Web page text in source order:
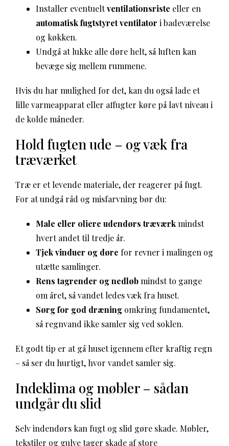
Installer eventueltventilationsriste eller en
automatisk fugtstyret ventilator i badeværelse
og køkken.
Undgå at lukke alle døre helt, så luften kan
bevæge sig mellem rummene.
Hvis du har mulighed for det, kan du også lade et
lille varmeapparat eller affugter køre på lavt niveau i
de kolde måneder.
Hold fugten ude – og væk fra
træværket
Træ er et levende materiale, der reagerer på fugt.
For at undgå råd og misfarvning bør du:
Male eller oliere udendørs træværkmindst
hvert andet til tredje år.
Tjek vinduer og døre for revner i malingen og
utætte samlinger.
Rens tagrender og nedløbmindst to gange
om året, så vandet ledes væk fra huset.
Sørg for god dræning omkring fundamentet,
så regnvand ikke samler sig ved soklen.
Et godt tip er at gå huset igennem efter kraftig regn
– så ser du hurtigt, hvor vandet samler sig.
Indeklima og møbler – sådan
undgår du slid
Selv indendørs kan fugt og slid gøre skade. Møbler,
tekstiler og gulve tager skade af store